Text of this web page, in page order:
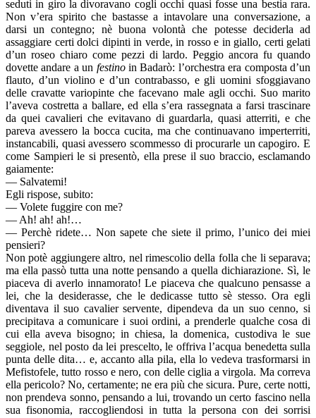
seduti in giro la divoravano cogli occhi quasi fosse una bestia rara.
Non v’era spirito che bastasse a intavolare una conversazione, a
darsi un contegno; nè buona volontà che potesse deciderla ad
assaggiare certi dolci dipinti in verde, in rosso e in giallo, certi gelati
d’un roseo chiaro come pezzi di lardo. Peggio ancora fu quando
dovette andare a un festinoin Badarò: l’orchestra era composta d’un
flauto, d’un violino e d’un contrabasso, e gli uomini sfoggiavano
delle cravatte variopinte che facevano male agli occhi. Suo marito
l’aveva costretta a ballare, ed ella s’era rassegnata a farsi trascinare
da quei cavalieri che evitavano di guardarla, quasi atterriti, e che
pareva avessero la bocca cucita, ma che continuavano imperterriti,
instancabili, quasi avessero scommesso di procurarle un capogiro. E
come Sampieri le si presentò, ella prese il suo braccio, esclamando
gaiamente:
— Salvatemi!
Egli rispose, subito:
— Volete fuggire con me?
— Ah! ah! ah!…
— Perchè ridete… Non sapete che siete il primo, l’unico dei miei
pensieri?
Non potè aggiungere altro, nel rimescolio della folla che li separava;
ma ella passò tutta una notte pensando a quella dichiarazione. Sì, le
piaceva di averlo innamorato! Le piaceva che qualcuno pensasse a
lei, che la desiderasse, che le dedicasse tutto sè stesso. Ora egli
diventava il suo cavalier servente, dipendeva da un suo cenno, si
precipitava a comunicare i suoi ordini, a prenderle qualche cosa di
cui ella aveva bisogno; in chiesa, la domenica, custodiva le sue
seggiole, nel posto da lei prescelto, le offriva l’acqua benedetta sulla
punta delle dita… e, accanto alla pila, ella lo vedeva trasformarsi in
Mefistofele, tutto rosso e nero, con delle ciglia a virgola. Ma correva
ella pericolo? No, certamente; ne era più che sicura. Pure, certe notti,
non prendeva sonno, pensando a lui, trovando un certo fascino nella
sua fisonomia, raccogliendosi in tutta la persona con dei sorrisi